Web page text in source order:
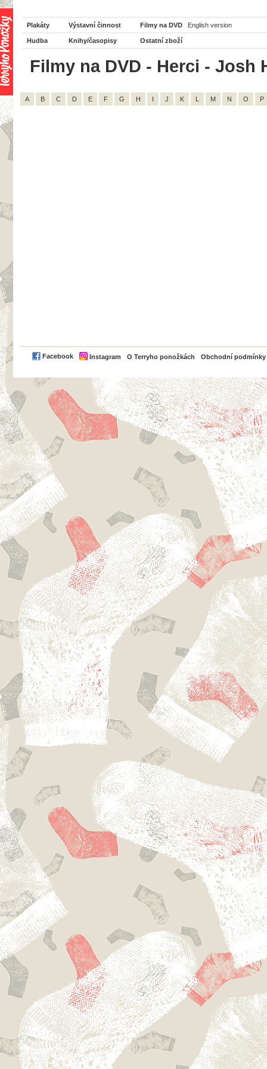
Plakáty Výstavní činnost Filmy na DVD English version
Hudba Knihy/časopisy Ostatní zboží
Filmy na DVD - Herci - Josh
A B C D E F G H I J K L M N O P
Facebook Instagram O Terryho ponožkách Obchodní podmínky
PayPal